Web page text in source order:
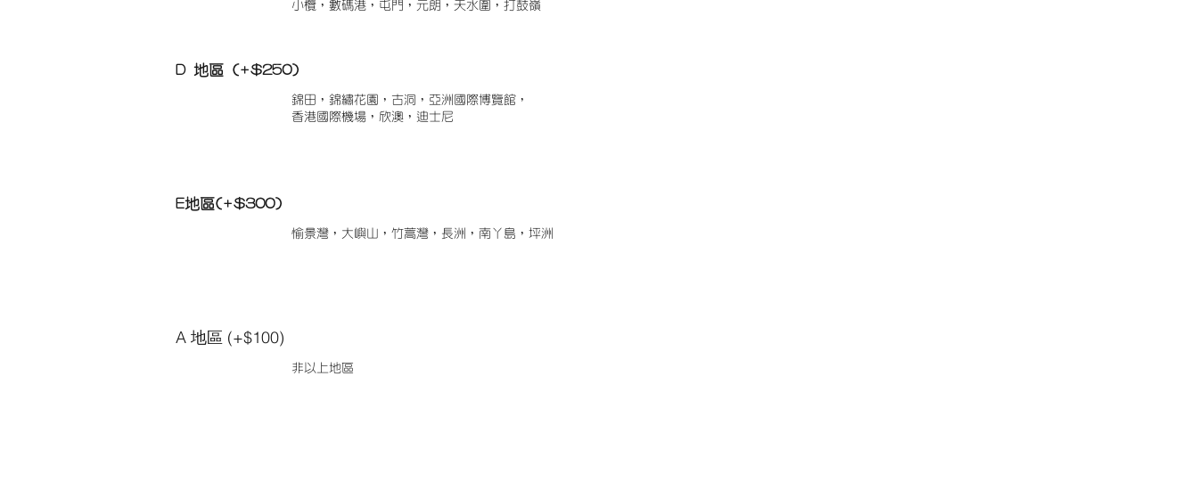
小欖，數碼港，屯門，元朗，天水圍，打鼓嶺
D 地區 (+$250)
錦田，錦繡花園，古洞，亞洲國際博覽館，
香港國際機場，欣澳，迪士尼
E地區(+$300)
愉景灣，大嶼山，竹蒿灣，長洲，南丫島，坪洲
A 地區 (+$100)
非以上地區